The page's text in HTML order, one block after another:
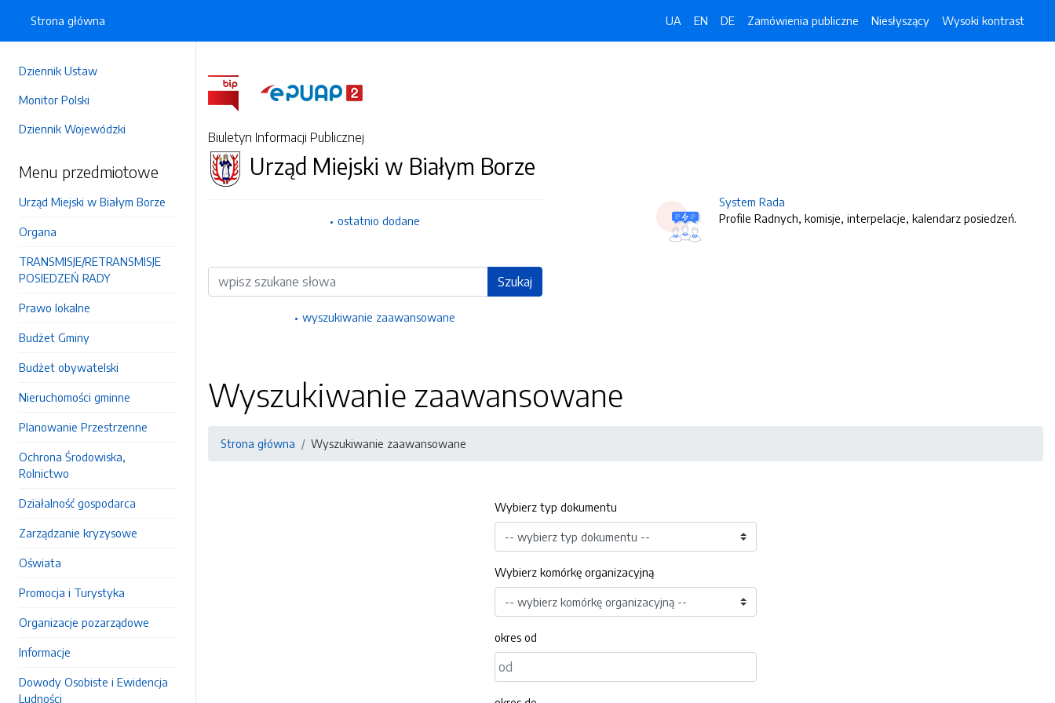
Dziennik Ustaw
Monitor Polski
Dziennik Wojewódzki
Menu przedmiotowe
Urząd Miejski w Białym Borze
Organa
TRANSMISJE/RETRANSMISJE
POSIEDZEŃ RADY
Prawo lokalne
Budżet Gminy
Budżet obywatelski
Nieruchomości gminne
Planowanie Przestrzenne
Ochrona Środowiska,
Rolnictwo
Działalność gospodarca
Zarządzanie kryzysowe
Oświata
Promocja i Turystyka
Organizacje pozarządowe
Informacje
Dowody Osobiste i Ewidencja
Ludności
Strona główna UA EN DE Zamówienia publiczne Niesłyszący Wysoki kontrast
Biuletyn Informacji Publicznej
Urząd Miejski w Białym Borze
ostatnio dodane
Wyszukiwarka Szukaj
wyszukiwanie zaawansowane
System Rada
Profile Radnych, komisje, interpelacje, kalendarz posiedzeń.
Wyszukiwanie zaawansowane
Strona główna Wyszukiwanie zaawansowane
Wybierz typ dokumentu
Wybierz komórkę organizacyjną
okres od